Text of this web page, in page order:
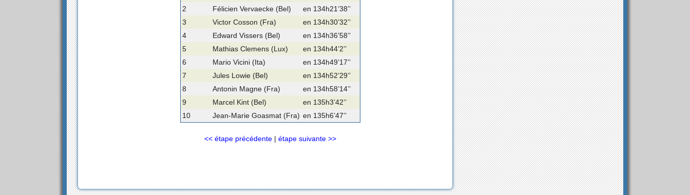
2
Félicien Vervaecke (Bel)
en 134h21’38’’
3
Victor Cosson (Fra)
en 134h30’32’’
4
Edward Vissers (Bel)
en 134h36’58’’
5
Mathias Clemens (Lux)
en 134h44’2’’
6
Mario Vicini (Ita)
en 134h49’17’’
7
Jules Lowie (Bel)
en 134h52’29’’
8
Antonin Magne (Fra)
en 134h58’14’’
9
Marcel Kint (Bel)
en 135h3’42’’
10
Jean-Marie Goasmat (Fra) en 135h6’47’’
<< étape précédente |étape suivante >>